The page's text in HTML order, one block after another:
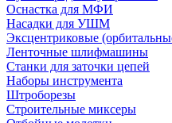
Оснастка для МФИ
Насадки для УШМ
Эксцентриковые
Ленточные шлифмашины
Станки для заточки цепей
Наборы инструмента
Штроборезы
Строительные миксеры